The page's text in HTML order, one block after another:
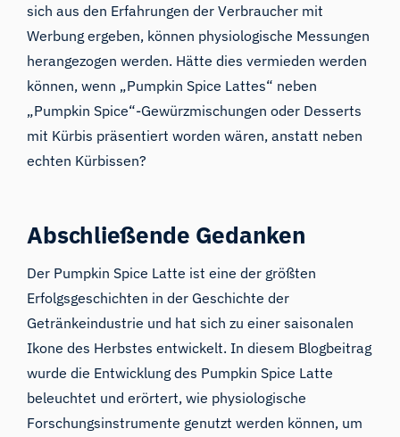
sich aus den Erfahrungen der Verbraucher mit
Werbung ergeben, können physiologische Messungen
herangezogen werden. Hätte dies vermieden werden
können, wenn „Pumpkin Spice Lattes“ neben
„Pumpkin Spice“-Gewürzmischungen oder Desserts
mit Kürbis präsentiert worden wären, anstatt neben
echten Kürbissen?
Abschließende Gedanken
Der Pumpkin Spice Latte ist eine der größten
Erfolgsgeschichten in der Geschichte der
Getränkeindustrie und hat sich zu einer saisonalen
Ikone des Herbstes entwickelt. In diesem Blogbeitrag
wurde die Entwicklung des Pumpkin Spice Latte
beleuchtet und erörtert, wie physiologische
Forschungsinstrumente genutzt werden können, um